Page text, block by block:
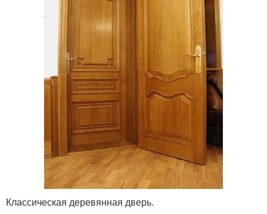
Классическая деревянная дверь.